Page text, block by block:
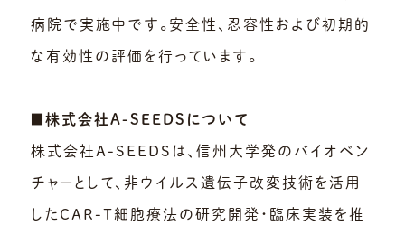
病院で実施中です。安全性、忍容性および初期的
な有効性の評価を行っています。
■株式会社A-SEEDSについて
株式会社A-SEEDSは、信州大学発のバイオベン
チャーとして、非ウイルス遺伝子改変技術を活用
したCAR-T細胞療法の研究開発・臨床実装を推